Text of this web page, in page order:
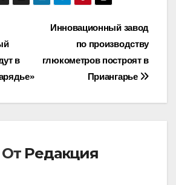
Инновационный завод
по производству
глюкометров построят в
Приангарье
в
От Редакция